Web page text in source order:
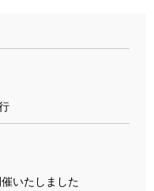
いたしました